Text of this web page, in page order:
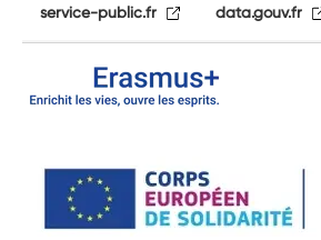
service-public.fr data.gouv.fr